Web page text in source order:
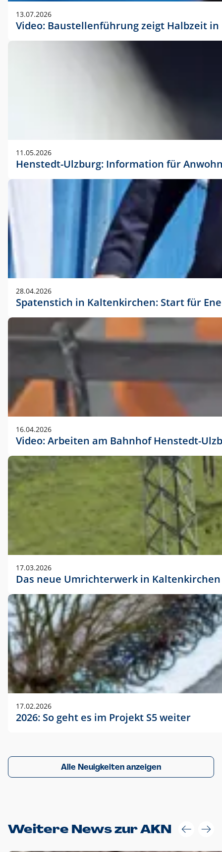
13.07.2026
Video: Baustellenführung zeigt Halbzeit
11.05.2026
Henstedt-Ulzburg: Information für
28.04.2026
Spatenstich in Kaltenkirchen: Start für
16.04.2026
Video: Arbeiten am Bahnhof Henstedt-
17.03.2026
Das neue Umrichterwerk in Kaltenkirchen
17.02.2026
2026: So geht es im Projekt S5 weiter
Alle Neuigkeiten anzeigen
Weitere News zur AKN